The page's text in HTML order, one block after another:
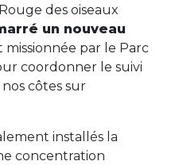
des oiseaux
un nouveau
missionnée par le Parc
coordonner le suivi
côtes sur
installés la
concentration